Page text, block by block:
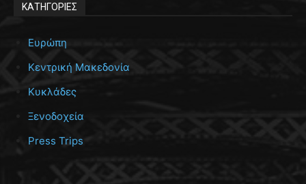
ΚΑΤΗΓΟΡΙΕΣ
Ευρώπη
Κεντρική Μακεδονία
Κυκλάδες
Ξενοδοχεία
Press Trips